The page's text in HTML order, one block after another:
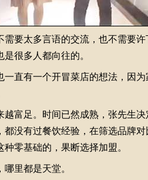
太多言语的交流，也不需要许
很多人都向往的。
有一个开冒菜店的想法，因为
足。时间已然成熟，张先生决
没有过餐饮经验，在筛选品牌
零基础的，果断选择加盟。
里都是天堂。